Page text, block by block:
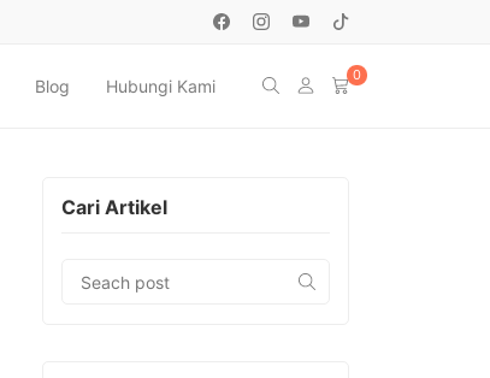
Blog Hubungi Kami
0
Cari Artikel